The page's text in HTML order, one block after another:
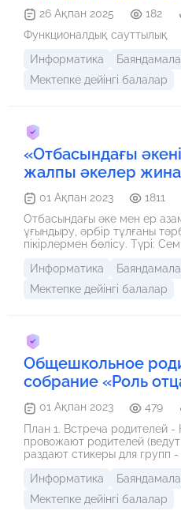
26 Ақпан 2025 182
Функционалдық сауттылық
Информатика
Мектепке дейінгі балалар
«Отбасындағы
жалпы әкелер
01 Ақпан 2023 1811
Отбасындағы әке мен ер
ұғындыру, әрбір тұлғаны
пікірлермен бөлісу. Түрі:
Информатика
Мектепке дейінгі балалар
Общешкольное
собрание «Роль
01 Ақпан 2023 479
План 1. Встреча родителей - На входе дежурные,
провожают родителей
раздают стикеры для групп - 2 этаж – шкатулка «Мои
«Вечерний Ургант» Вступительное
Видео с учащимися школы.
Коучинг Вступительное
Информатика
Мектепке дейінгі балалар